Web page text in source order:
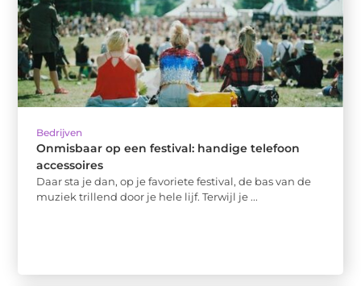
Bedrijven
Onmisbaar op een festival: handige telefoon
accessoires
Daar sta je dan, op je favoriete festival, de bas van de
muziek trillend door je hele lijf. Terwijl je ...